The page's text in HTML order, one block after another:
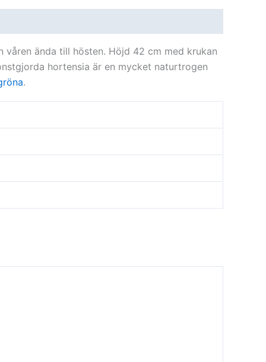
ända till hösten. Höjd 42 cm med krukan
hortensia är en mycket naturtrogen
.